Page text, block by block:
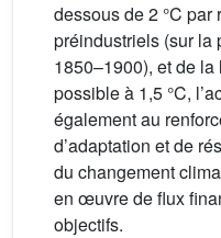
dessous de 2 °C
préindustriels (sur la
1850–1900), et de
possible à 1,5 °C,
également au
d’adaptation et de
du changement
en œuvre de flux
objectifs.